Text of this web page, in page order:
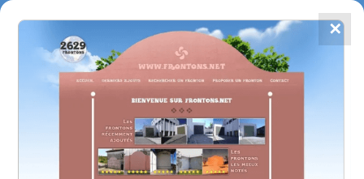
FRONTONS.NET
4867
frontons
✕